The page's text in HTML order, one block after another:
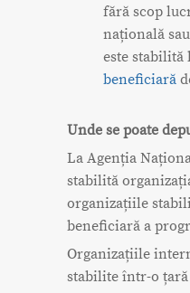
fără scop
națională
este stabilită
beneficiară
Unde se poate
La Agenția
stabilită
organizațiile
beneficiară a
Organizațiile
stabilite într-o